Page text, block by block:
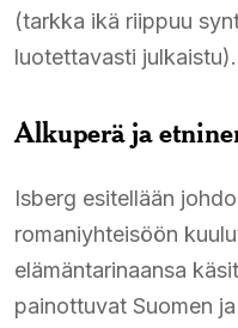
(tarkka ikä riippuu
luotettavasti julkaistu).
Alkuperä ja
Isberg esitellään
romaniyhteisöön
elämäntarinaansa
painottuvat Suomen